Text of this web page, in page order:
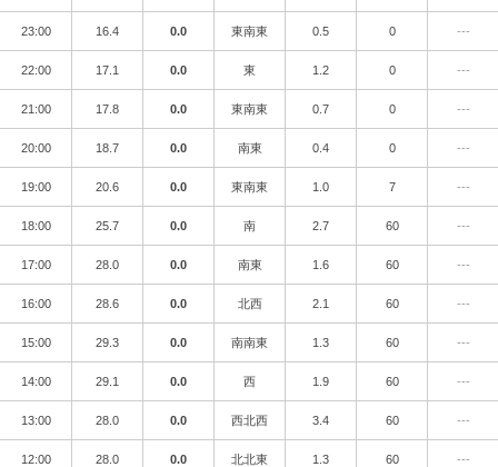
23:00 16.4 0.0 東南東 0.5 0 ---
22:00 17.1 0.0 東 1.2 0 ---
21:00 17.8 0.0 東南東 0.7 0 ---
20:00 18.7 0.0 南東 0.4 0 ---
19:00 20.6 0.0 東南東 1.0 7 ---
18:00 25.7 0.0 南 2.7 60 ---
17:00 28.0 0.0 南東 1.6 60 ---
16:00 28.6 0.0 北西 2.1 60 ---
15:00 29.3 0.0 南南東 1.3 60 ---
14:00 29.1 0.0 西 1.9 60 ---
13:00 28.0 0.0 西北西 3.4 60 ---
12:00 28.0 0.0 北北東 1.3 60 ---